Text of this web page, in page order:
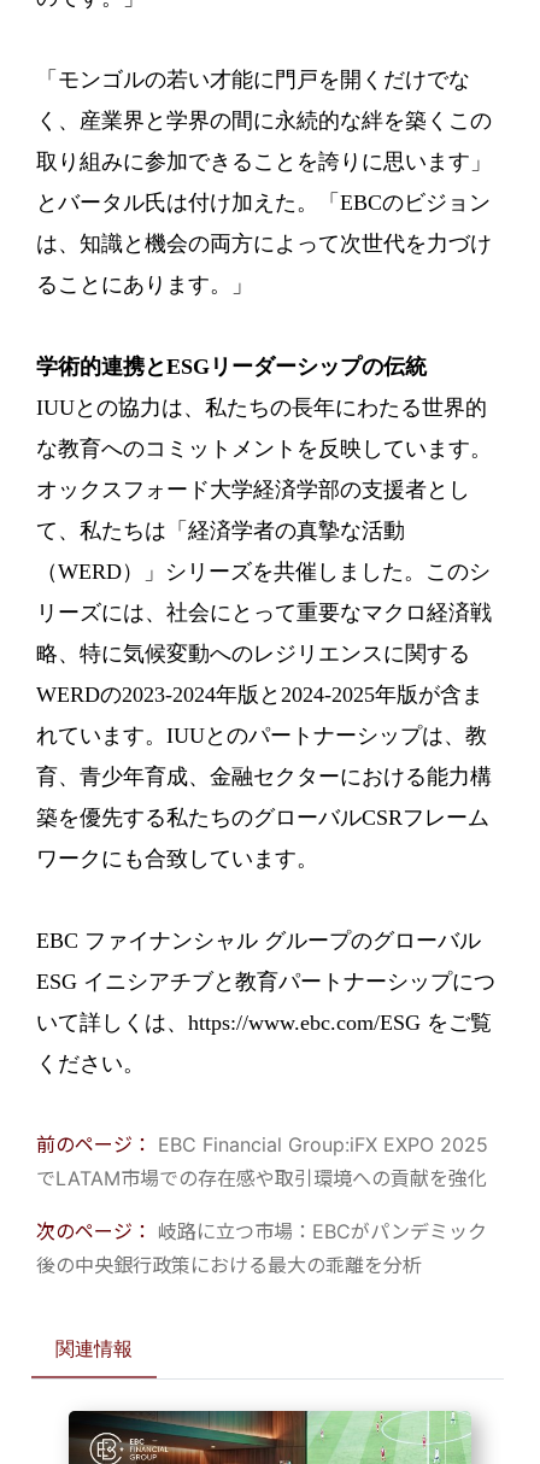
「モンゴルの若い才能に門戸を開くだけでな
く、産業界と学界の間に永続的な絆を築くこの
取り組みに参加できることを誇りに思います」
とバータル氏は付け加えた。「EBCのビジョン
は、知識と機会の両方によって次世代を力づけ
ることにあります。」
学術的連携とESGリーダーシップの伝統
IUUとの協力は、私たちの長年にわたる世界的
な教育へのコミットメントを反映しています。
オックスフォード大学経済学部の支援者とし
て、私たちは「経済学者の真摯な活動
（WERD）」シリーズを共催しました。このシ
リーズには、社会にとって重要なマクロ経済戦
略、特に気候変動へのレジリエンスに関する
WERDの2023-2024年版と2024-2025年版が含ま
れています。IUUとのパートナーシップは、教
育、青少年育成、金融セクターにおける能力構
築を優先する私たちのグローバルCSRフレーム
ワークにも合致しています。
EBC ファイナンシャル グループのグローバル
ESG イニシアチブと教育パートナーシップにつ
いて詳しくは、https://www.ebc.com/ESG をご覧
ください。
前のページ： EBC Financial Group:iFX EXPO 2025
でLATAM市場での存在感や取引環境への貢献を強化
次のページ： 岐路に立つ市場：EBCがパンデミック
後の中央銀行政策における最大の乖離を分析
関連情報